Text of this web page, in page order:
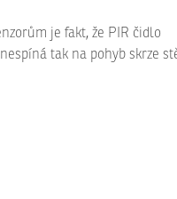
je fakt, že PIR čidlo
tak na pohyb skrze